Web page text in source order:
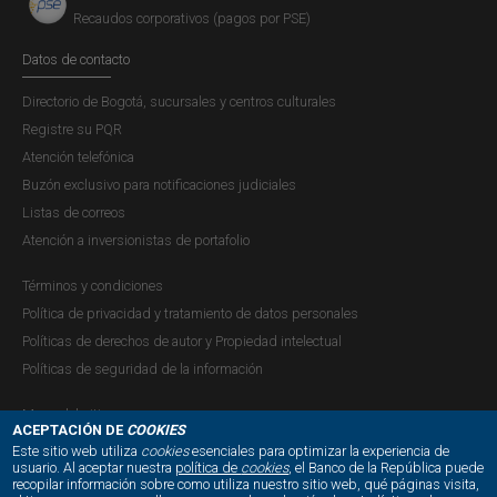
países desarrollados.
ACEPTACIÓN DE COOKIES
Este sitio web utiliza cookiesesenciales para optimizar la experiencia de
usuario. Al aceptar nuestra política de cookies, el Banco de la República puede
recopilar información sobre como utiliza nuestro sitio web, qué páginas visita,
Recaudos corporativos (pagos por PSE)
Datos de contacto
Directorio de Bogotá, sucursales y centros culturales
Registre su PQR
Atención telefónica
Buzón exclusivo para notificaciones judiciales
Listas de correos
Atención a inversionistas de portafolio
Términos y condiciones
Política de privacidad y tratamiento de datos personales
Políticas de derechos de autor y Propiedad intelectual
Políticas de seguridad de la información
Mapa del sitio
NUESTRAS REDES SOCIALES: